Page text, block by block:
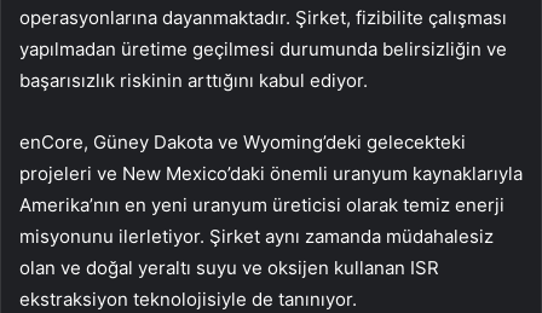
operasyonlarına dayanmaktadır. Şirket, fizibilite çalışması
yapılmadan üretime geçilmesi durumunda belirsizliğin ve
başarısızlık riskinin arttığını kabul ediyor.
enCore, Güney Dakota ve Wyoming’deki gelecekteki
projeleri ve New Mexico’daki önemli uranyum kaynaklarıyla
Amerika’nın en yeni uranyum üreticisi olarak temiz enerji
misyonunu ilerletiyor. Şirket aynı zamanda müdahalesiz
olan ve doğal yeraltı suyu ve oksijen kullanan ISR
ekstraksiyon teknolojisiyle de tanınıyor.